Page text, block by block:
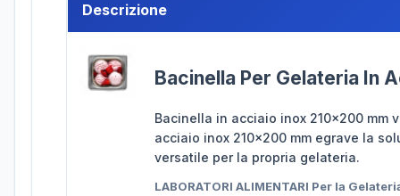
Descrizione
Bacinella Per Gelateria In
Bacinella in acciaio inox 210x200
acciaio inox 210x200 mm egrave la
versatile per la propria gelateria.
LABORATORI ALIMENTARI Per la